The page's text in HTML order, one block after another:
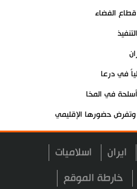
الفضاء
في درعا
في المخا
وتفرض حضورها الإقليمي
الثورة
القومي الإيراني
الأعلى للأمن القومي
ايران اسلاميات
خارطة الموقع